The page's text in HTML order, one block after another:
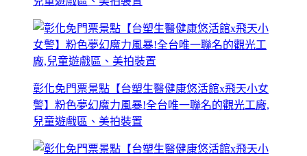
彰化免門票景點【台塑生醫健康悠活館x飛天小女
警】粉色夢幻魔力風暴!全台唯一聯名的觀光工廠,
兒童遊戲區、美拍裝置